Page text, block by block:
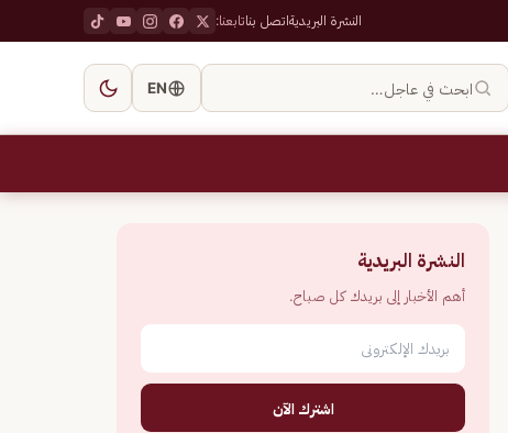
النشرة البريديةاتصل بناتابعنا:
ابحث في عاجل… EN
النشرة البريدية
أهم الأخبار إلى بريدك كل صباح.
اشترك الآن